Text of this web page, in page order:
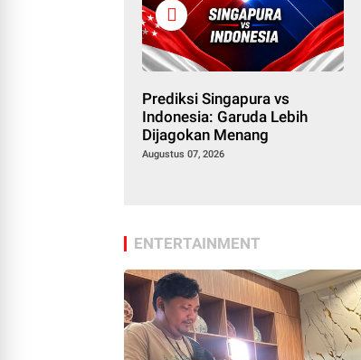
Prediksi Singapura vs
Indonesia: Garuda Lebih
Dijagokan Menang
Augustus 07, 2026
ENTERTAINMENT